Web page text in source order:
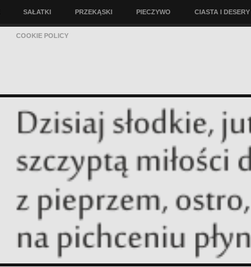
SAŁATKI PRZEKĄSKI PIECZYWO CIASTA I DESERY
COOKIE POLICY